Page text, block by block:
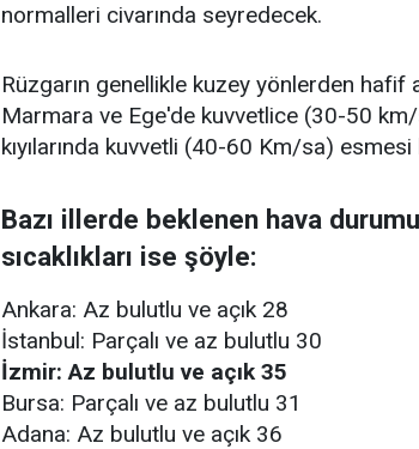
normalleri civarında seyredecek.
Rüzgarın genellikle kuzey yönlerden hafif
Marmara ve Ege'de kuvvetlice (30-50
kıyılarında kuvvetli (40-60 Km/sa)
Bazı illerde beklenen hava
sıcaklıkları ise şöyle:
Ankara: Az bulutlu ve açık 28
İstanbul: Parçalı ve az bulutlu 30
İzmir: Az bulutlu ve açık 35
Bursa: Parçalı ve az bulutlu 31
Adana: Az bulutlu ve açık 36